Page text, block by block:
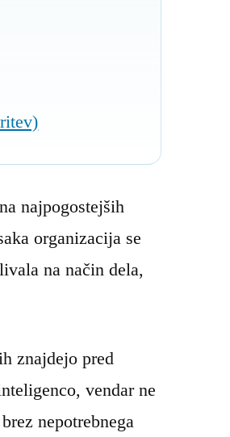
najpogostejših
organizacija se
na način dela,
znajdejo pred
vendar ne
nepotrebnega